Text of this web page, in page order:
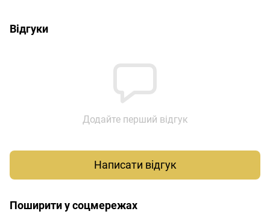
Відгуки
Додайте перший відгук
Написати відгук
Поширити у соцмережах